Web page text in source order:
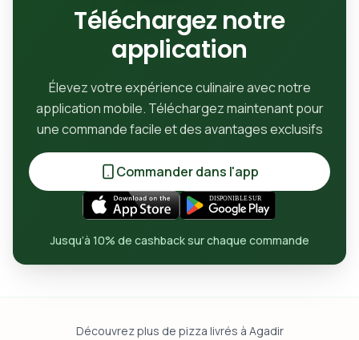
Téléchargez notre
application
Élevez votre expérience culinaire avec notre
application mobile. Téléchargez maintenant pour
une commande facile et des avantages exclusifs
Commander dans l'app
Jusqu’à 10% de cashback sur chaque commande
Découvrez plus de pizza livrés à Agadir